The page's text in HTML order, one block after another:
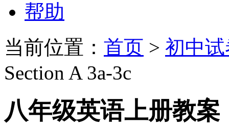
帮助
当前位置： 首页 > 初中
Section A 3a-3c
八年级英语上册教案